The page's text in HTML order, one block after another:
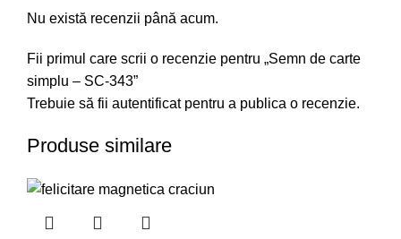
Nu există recenzii până acum.
Fii primul care scrii o recenzie pentru „Semn de carte
simplu – SC-343”
Trebuie să fii autentificatpentru a publica o recenzie.
Produse similare